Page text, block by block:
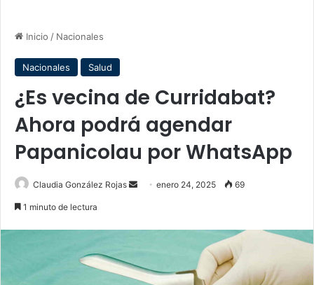
Inicio / Nacionales
Nacionales Salud
¿Es vecina de Curridabat?
Ahora podrá agendar
Papanicolau por WhatsApp
Claudia González Rojas
Sendenero 24, 2025 69
1 minuto de lectura